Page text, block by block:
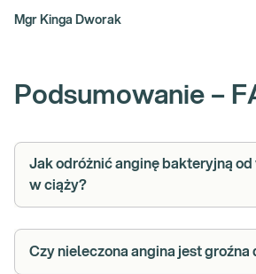
Mgr Kinga Dworak
Podsumowanie –
Jak odróżnić anginę bakteryjną
w ciąży?
Czy nieleczona angina jest groźna